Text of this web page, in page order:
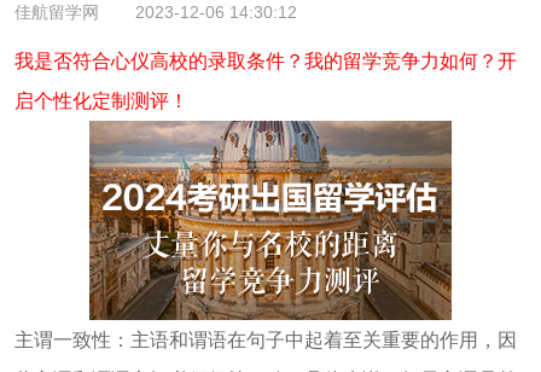
佳航留学网 2023-12-06 14:30:12
我是否符合心仪高校的录取条件？我的留学竞争力如何？开
启个性化定制测评！
主谓一致性：主语和谓语在句子中起着至关重要的作用，因